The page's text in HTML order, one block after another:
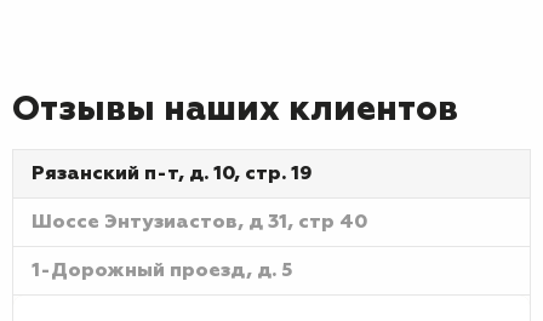
Отзывы наших клиентов
Рязанский п-т, д. 10, стр. 19
Шоссе Энтузиастов, д 31, стр 40
1-Дорожный проезд, д. 5